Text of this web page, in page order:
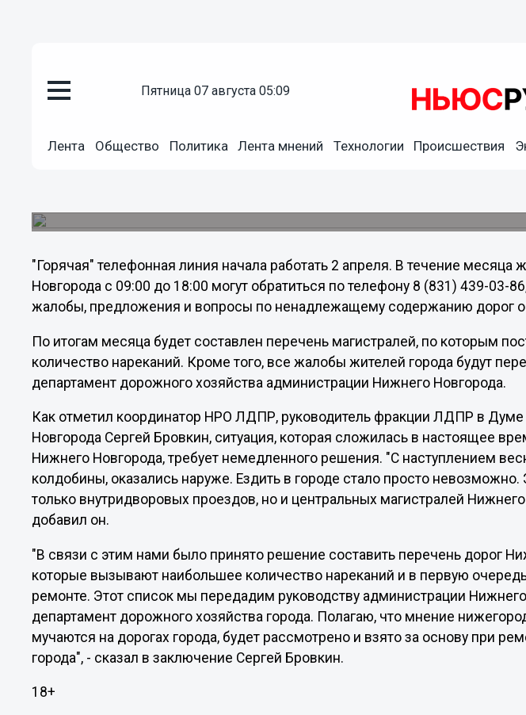
пятница 07 августа 05:09
Лента Общество Политика Лента мнений Технологии Происшествия
"Горячая" телефонная линия начала работать 2 апреля. В течение месяца
Новгорода с 09:00 до 18:00 могут обратиться по телефону 8 (831) 439-03-
жалобы, предложения и вопросы по ненадлежащему содержанию дорог
По итогам месяца будет составлен перечень магистралей, по которым
количество нареканий. Кроме того, все жалобы жителей города будут
департамент дорожного хозяйства администрации Нижнего Новгорода.
Как отметил координатор НРО ЛДПР, руководитель фракции ЛДПР в
Новгорода Сергей Бровкин, ситуация, которая сложилась в настоящее
Нижнего Новгорода, требует немедленного решения. "С наступлением
колдобины, оказались наруже. Ездить в городе стало просто невозможно.
только внутридворовых проездов, но и центральных магистралей
добавил он.
"В связи с этим нами было принято решение составить перечень дорог
которые вызывают наибольшее количество нареканий и в первую
ремонте. Этот список мы передадим руководству администрации
департамент дорожного хозяйства города. Полагаю, что мнение
мучаются на дорогах города, будет рассмотрено и взято за основу при
города", - сказал в заключение Сергей Бровкин.
18+